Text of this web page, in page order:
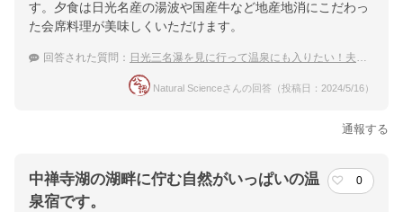
す。夕食は日光名産の湯波や国産牛など地産地消にこだわっ
た会席料理が美味しくいただけます。
回答された質問： 日光三名瀑を見に行って温泉にも入りたい！夫婦旅行におすすめな温泉宿は？
Natural Scienceさんの回答（投稿日：2024/5/16）
通報する
中禅寺湖の湖畔に佇む自然がいっぱいの温
泉宿です。
0